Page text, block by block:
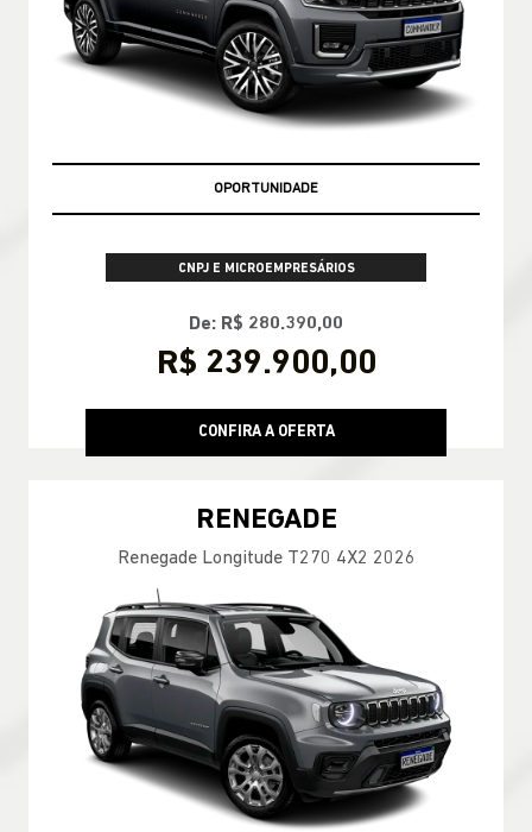
APROVEITE
CNPJ E MICROEMPRESÁRIOS
De: R$ 280.390,00
R$ 239.900,00
CONFIRA A OFERTA
RENEGADE
Renegade Longitude T270 4X2 2026